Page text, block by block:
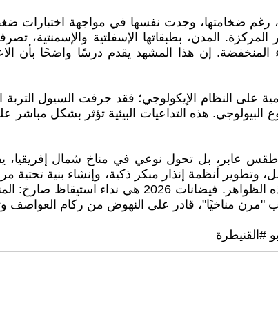
رغم ضخامتها، وجدت نفسها في مواجهة
المدن، بطبقاتها الإسفلتية والإسمنتية،
إن هذا المشهد يقدم درسًا واضحًا بأن
على النظام الإيكولوجي؛ فقد جرفت السيول التربة
هذه التداعيات البيئية تؤثر بشكل مباشر
عابر، بل تحول نوعي في مناخ شمال إفريقيا،
وتطوير أنظمة إنذار مبكر ذكية، وإنشاء بنية
المناخي في السياسات الوطنية لتعزيز وعي السكان
"مرن مناخيًا"، قادر على النهوض من ركام العواصف
#القنيطرة